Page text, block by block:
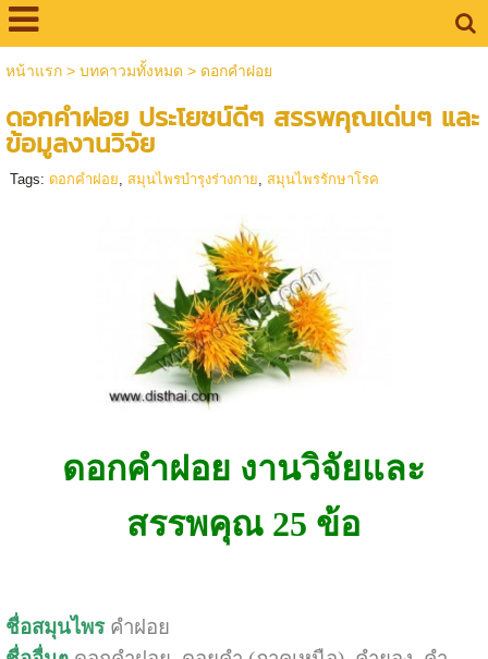
หน้าแรก> บทคาวมทั้งหมด > ดอกคำฝอย
ดอกคำฝอย ประโยชน์ดีๆ สรรพคุณเด่นๆ และ
ข้อมูลงานวิจัย
Tags: ดอกคำฝอย, สมุนไพรบำรุงร่างกาย, สมุนไพรรักษาโรค
ดอกคำฝอย งานวิจัยและ
สรรพคุณ 25 ข้อ
ชื่อสมุนไพรคำฝอย